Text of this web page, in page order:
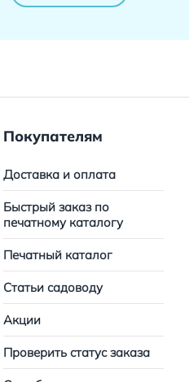
Покупателям
Доставка и оплата
Быстрый заказ по
печатному каталогу
Печатный каталог
Статьи садоводу
Акции
Проверить статус заказа